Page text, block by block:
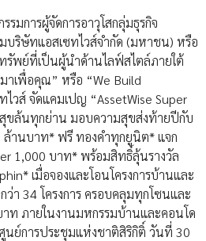
มการผู้จัดการอาวุโสกลุ่มธุรกิจ
บริษัทแอสเซทไวส์จำกัด (มหาชน) หรือ
พย์ที่เป็นผู้นำด้านไลฟ์สไตล์ภายใต้
เพื่อคุณ” หรือ “We Build
ไวส์ จัดแคมเปญ “AssetWise Super
ขล้นทุกย่าน มอบความสุขส่งท้ายปีกับ
านบาท* ฟรี ทองคำทุกยูนิต* แจก
1,000 บาท* พร้อมสิทธิ์ลุ้นรางวัล
เมื่อจองและโอนโครงการบ้านและ
า 34 โครงการ ครอบคลุมทุกโซนและ
าท ภายในงานมหกรรมบ้านและคอนโด
นย์การประชุมแห่งชาติสิริกิติ์ วันที่ 30